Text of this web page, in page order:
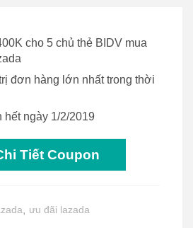
cho 5 chủ thẻ BIDV mua
đơn hàng lớn nhất trong thời
hết ngày 1/2/2019
Tiết Coupon
, ưu đãi lazada